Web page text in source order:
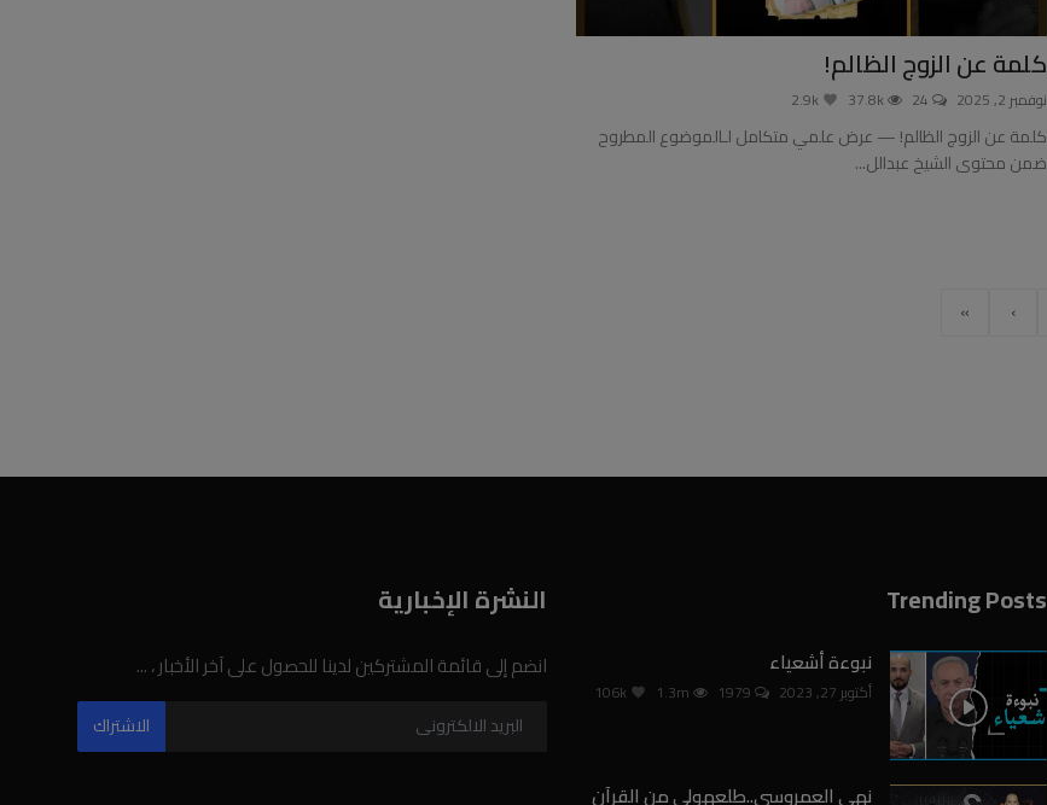
كلمة عن الزوج الظالم!
نوفمبر 2, 2025 37.8k
2.9k
كلمة عن الزوج الظالم! — عرض علمي متكامل لـالموضوع المطروح
ضمن محتوى الشيخ عبدالل...
›
»
Trending Posts
نبوءة أشعياء
أكتوبر 27, 2023 106k
نهى العمروسي..طلعهولي من القرآن
النشرة الإخبارية
انضم إلى قائمة المشتركين لدينا للحصول على آخر الأخبار ، ...
الاشتراك